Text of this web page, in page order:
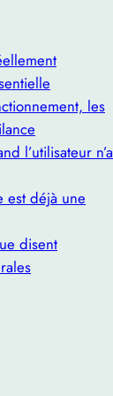
les
l’utilisateur n’a
est déjà une
disent